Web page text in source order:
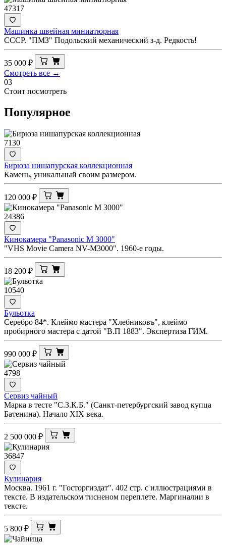
47317
Машинка швейная миниатюрная
СССР. "ПМЗ" Подольский механический з-д. Редкость!
35 000 ₽
Смотреть все →
03
Стоит посмотреть
Популярное
7130
Бирюза нишапурская коллекционная
Камень, уникальный своим размером.
120 000 ₽
24386
Кинокамера "Panasonic M 3000"
"VHS Movie Camera NV-M3000". 1960-е годы.
18 200 ₽
10540
Бульотка
Серебро 84*. Клеймо мастера "Хлебниковъ", клеймо
пробирного мастера с датой "В.П 1883". Экспертиза ГИМ.
990 000 ₽
4798
Сервиз чайный
Марка в тесте "С.З.К.Б." (Санкт-петербургский завод купца
Батенина). Начало XIX века.
2 500 000 ₽
36847
Кулинария
Москва. 1961 г. "Госторгиздат". 402 стр. с иллюстрациями в
тексте. В издательском тисненом переплете. Маргиналии в
тексте.
5 800 ₽